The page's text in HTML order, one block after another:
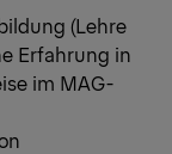
(Lehre
Erfahrung in
im MAG-